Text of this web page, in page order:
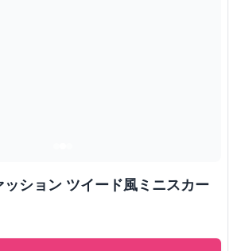
ション ツイード風ミニスカー